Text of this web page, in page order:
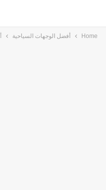
Home أفضل الوجهات السياحية